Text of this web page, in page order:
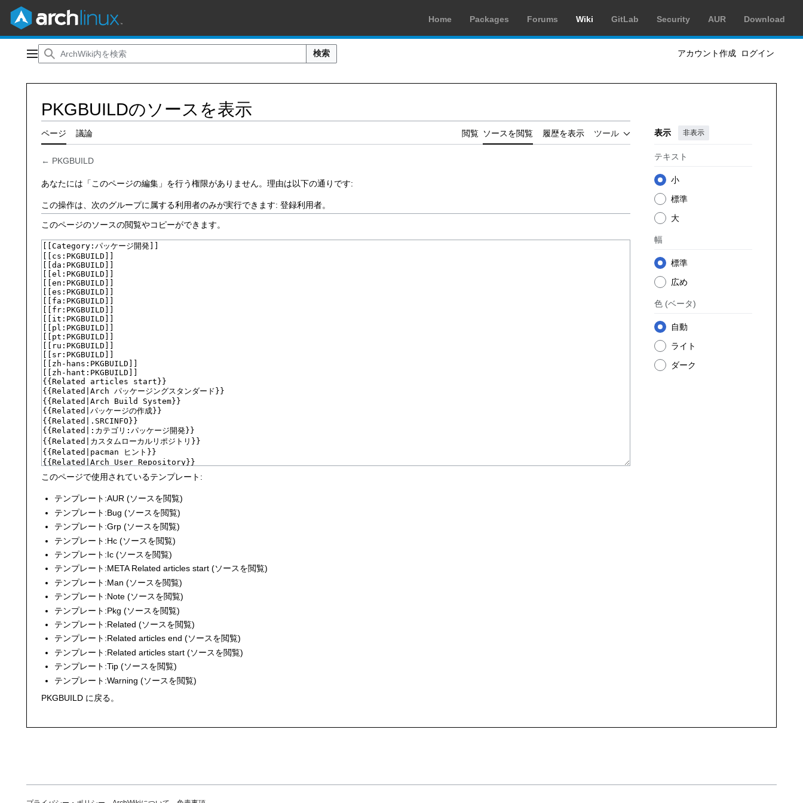
Home Packages Forums Wiki GitLab Security AUR Download
メインメニュー 検索 アカウント作成 ログイン
PKGBUILDのソースを表示
ページ 議論 閲覧 ソースを閲覧 履歴を表示 ツール 表示 非表示
テキスト
小
標準
大
幅
標準
広め
色 (ベータ)
自動
ライト
ダーク
← PKGBUILD
あなたには「このページの編集」を行う権限がありません。理由は以下の通りです:
この操作は、次のグループに属する利用者のみが実行できます: 登録利用者。
このページのソースの閲覧やコピーができます。
このページで使用されているテンプレート:
テンプレート:AUR (ソースを閲覧)
テンプレート:Bug (ソースを閲覧)
テンプレート:Grp (ソースを閲覧)
テンプレート:Hc (ソースを閲覧)
テンプレート:Ic (ソースを閲覧)
テンプレート:META Related articles start (ソースを閲覧)
テンプレート:Man (ソースを閲覧)
テンプレート:Note (ソースを閲覧)
テンプレート:Pkg (ソースを閲覧)
テンプレート:Related (ソースを閲覧)
テンプレート:Related articles end (ソースを閲覧)
テンプレート:Related articles start (ソースを閲覧)
テンプレート:Tip (ソースを閲覧)
テンプレート:Warning (ソースを閲覧)
PKGBUILD に戻る。